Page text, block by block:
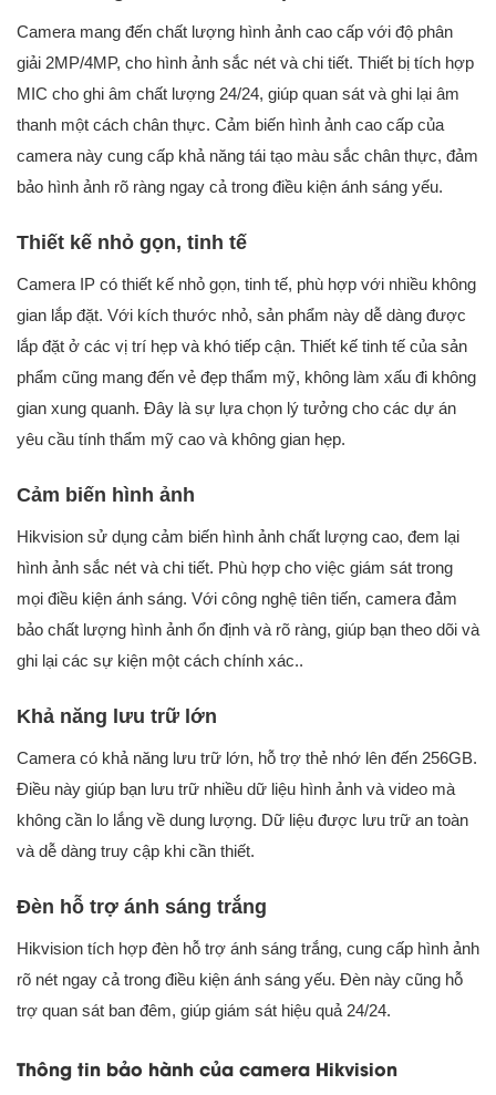
Camera mang đến chất lượng hình ảnh cao cấp với độ phân
giải 2MP/4MP, cho hình ảnh sắc nét và chi tiết. Thiết bị tích hợp
MIC cho ghi âm chất lượng 24/24, giúp quan sát và ghi lại âm
thanh một cách chân thực. Cảm biến hình ảnh cao cấp của
camera này cung cấp khả năng tái tạo màu sắc chân thực, đảm
bảo hình ảnh rõ ràng ngay cả trong điều kiện ánh sáng yếu.
Thiết kế nhỏ gọn, tinh tế
Camera IP có thiết kế nhỏ gọn, tinh tế, phù hợp với nhiều không
gian lắp đặt. Với kích thước nhỏ, sản phẩm này dễ dàng được
lắp đặt ở các vị trí hẹp và khó tiếp cận. Thiết kế tinh tế của sản
phẩm cũng mang đến vẻ đẹp thẩm mỹ, không làm xấu đi không
gian xung quanh. Đây là sự lựa chọn lý tưởng cho các dự án
yêu cầu tính thẩm mỹ cao và không gian hẹp.
Cảm biến hình ảnh
Hikvision sử dụng cảm biến hình ảnh chất lượng cao, đem lại
hình ảnh sắc nét và chi tiết. Phù hợp cho việc giám sát trong
mọi điều kiện ánh sáng. Với công nghệ tiên tiến, camera đảm
bảo chất lượng hình ảnh ổn định và rõ ràng, giúp bạn theo dõi và
ghi lại các sự kiện một cách chính xác..
Khả năng lưu trữ lớn
Camera có khả năng lưu trữ lớn, hỗ trợ thẻ nhớ lên đến 256GB.
Điều này giúp bạn lưu trữ nhiều dữ liệu hình ảnh và video mà
không cần lo lắng về dung lượng. Dữ liệu được lưu trữ an toàn
và dễ dàng truy cập khi cần thiết.
Đèn hỗ trợ ánh sáng trắng
Hikvision tích hợp đèn hỗ trợ ánh sáng trắng, cung cấp hình ảnh
rõ nét ngay cả trong điều kiện ánh sáng yếu. Đèn này cũng hỗ
trợ quan sát ban đêm, giúp giám sát hiệu quả 24/24.
Thông tin bảo hành của camera Hikvision